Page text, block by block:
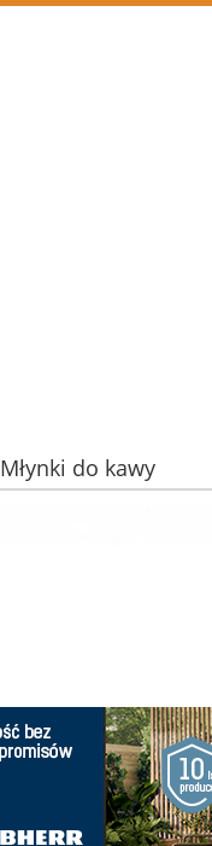
Młynki do kawy